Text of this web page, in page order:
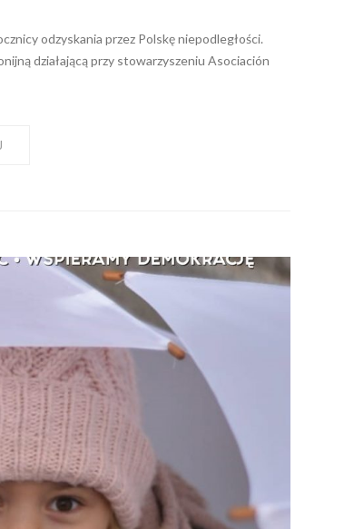
odzyskania przez Polskę niepodległości.
działającą przy stowarzyszeniu Asociación